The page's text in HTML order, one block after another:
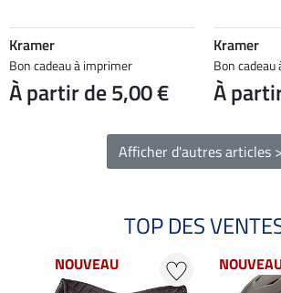
Kramer
Bon cadeau à imprimer
À partir de 5,00 €
Kramer
Bon
À
Afficher d'autres articles
TOP DES
NOUVEAU